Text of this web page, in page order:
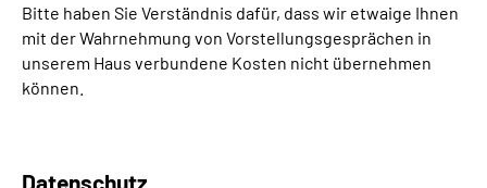
Bitte haben Sie Verständnis dafür, dass wir etwaige Ihnen
mit der Wahrnehmung von Vorstellungsgesprächen in
unserem Haus verbundene Kosten nicht übernehmen
können.
Datenschutz